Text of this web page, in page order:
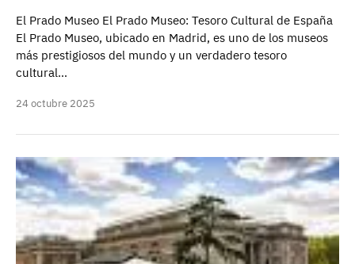
El Prado Museo El Prado Museo: Tesoro Cultural de España
El Prado Museo, ubicado en Madrid, es uno de los museos
más prestigiosos del mundo y un verdadero tesoro
cultural…
24 octubre 2025